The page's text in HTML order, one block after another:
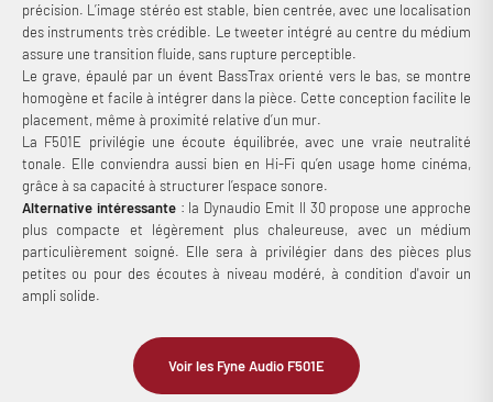
précision. L’image stéréo est stable, bien centrée, avec une localisation
des instruments très crédible. Le tweeter intégré au centre du médium
assure une transition fluide, sans rupture perceptible.
Le grave, épaulé par un évent BassTrax orienté vers le bas, se montre
homogène et facile à intégrer dans la pièce. Cette conception facilite le
placement, même à proximité relative d’un mur.
La F501E privilégie une écoute équilibrée, avec une vraie neutralité
tonale. Elle conviendra aussi bien en Hi-Fi qu’en usage home cinéma,
grâce à sa capacité à structurer l’espace sonore.
Alternative intéressante: la Dynaudio Emit II 30 propose une approche
plus compacte et légèrement plus chaleureuse, avec un médium
particulièrement soigné. Elle sera à privilégier dans des pièces plus
petites ou pour des écoutes à niveau modéré, à condition d'avoir un
ampli solide.
Voir les Fyne Audio F501E